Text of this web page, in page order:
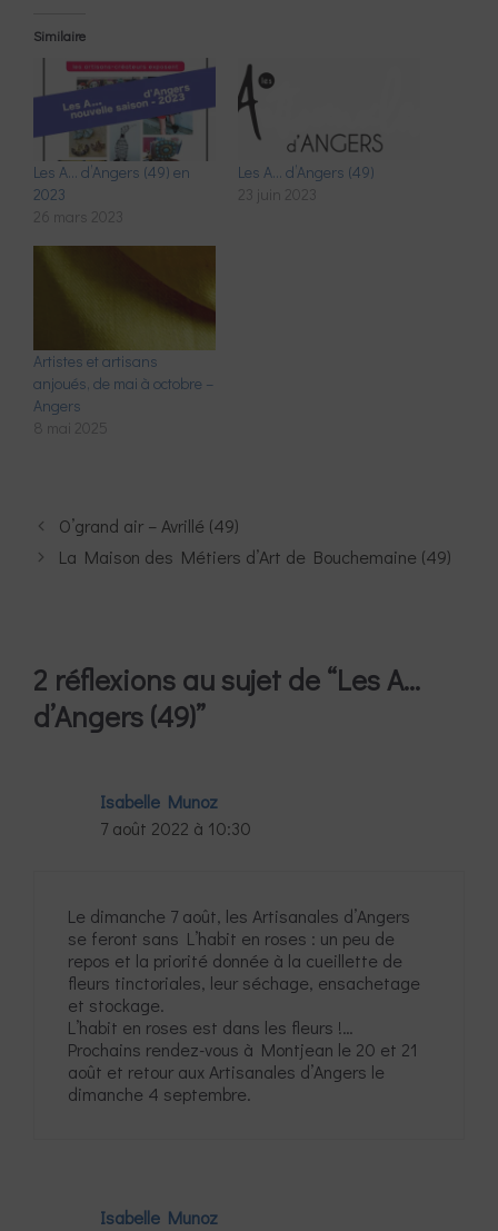
Similaire
Les A… d’Angers (49) en
2023
26 mars 2023
Les A… d’Angers (49)
23 juin 2023
Artistes et artisans
anjoués, de mai à octobre –
Angers
8 mai 2025
O’grand air – Avrillé (49)
La Maison des Métiers d’Art de Bouchemaine (49)
2 réflexions au sujet de “Les A…
d’Angers (49)”
Isabelle Munoz
7 août 2022 à 10:30
Le dimanche 7 août, les Artisanales d’Angers
se feront sans L’habit en roses : un peu de
repos et la priorité donnée à la cueillette de
fleurs tinctoriales, leur séchage, ensachetage
et stockage.
L’habit en roses est dans les fleurs !…
Prochains rendez-vous à Montjean le 20 et 21
août et retour aux Artisanales d’Angers le
dimanche 4 septembre.
Isabelle Munoz